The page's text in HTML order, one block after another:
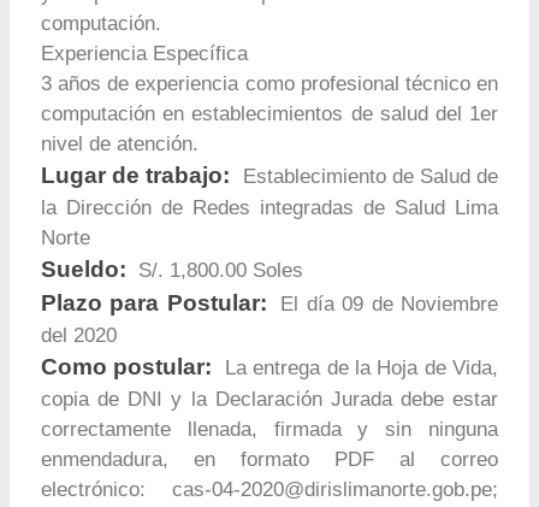
computación.
Experiencia Específica
3 años de experiencia como profesional técnico en
computación en establecimientos de salud del 1er
nivel de atención.
Lugar de trabajo:
Establecimiento de Salud de
la Dirección de Redes integradas de Salud Lima
Norte
Sueldo: S/. 1,800.00 Soles
Plazo para Postular:
El día 09 de Noviembre
del 2020
Como postular:
La entrega de la Hoja de Vida,
copia de DNI y la Declaración Jurada debe estar
correctamente llenada, firmada y sin ninguna
enmendadura, en formato PDF al correo
electrónico: cas-04-2020@dirislimanorte.gob.pe;